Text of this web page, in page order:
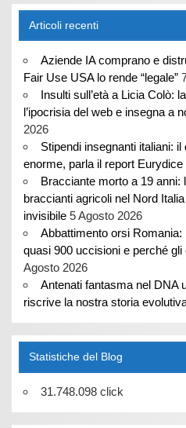
Articoli recenti
Aziende IA comprano e
Fair Use USA lo rende “legale”
Insulti sull’età a Licia Colò:
l’ipocrisia del web e insegna a
2026
Stipendi insegnanti italiani:
enorme, parla il report Eurydice
Bracciante morto a 19 anni:
braccianti agricoli nel Nord
invisibile 5 Agosto 2026
Abbattimento orsi
quasi 900 uccisioni e perché
Agosto 2026
Antenati fantasma nel DNA
riscrive la nostra storia
Statistiche del Blog
31.748.098 click